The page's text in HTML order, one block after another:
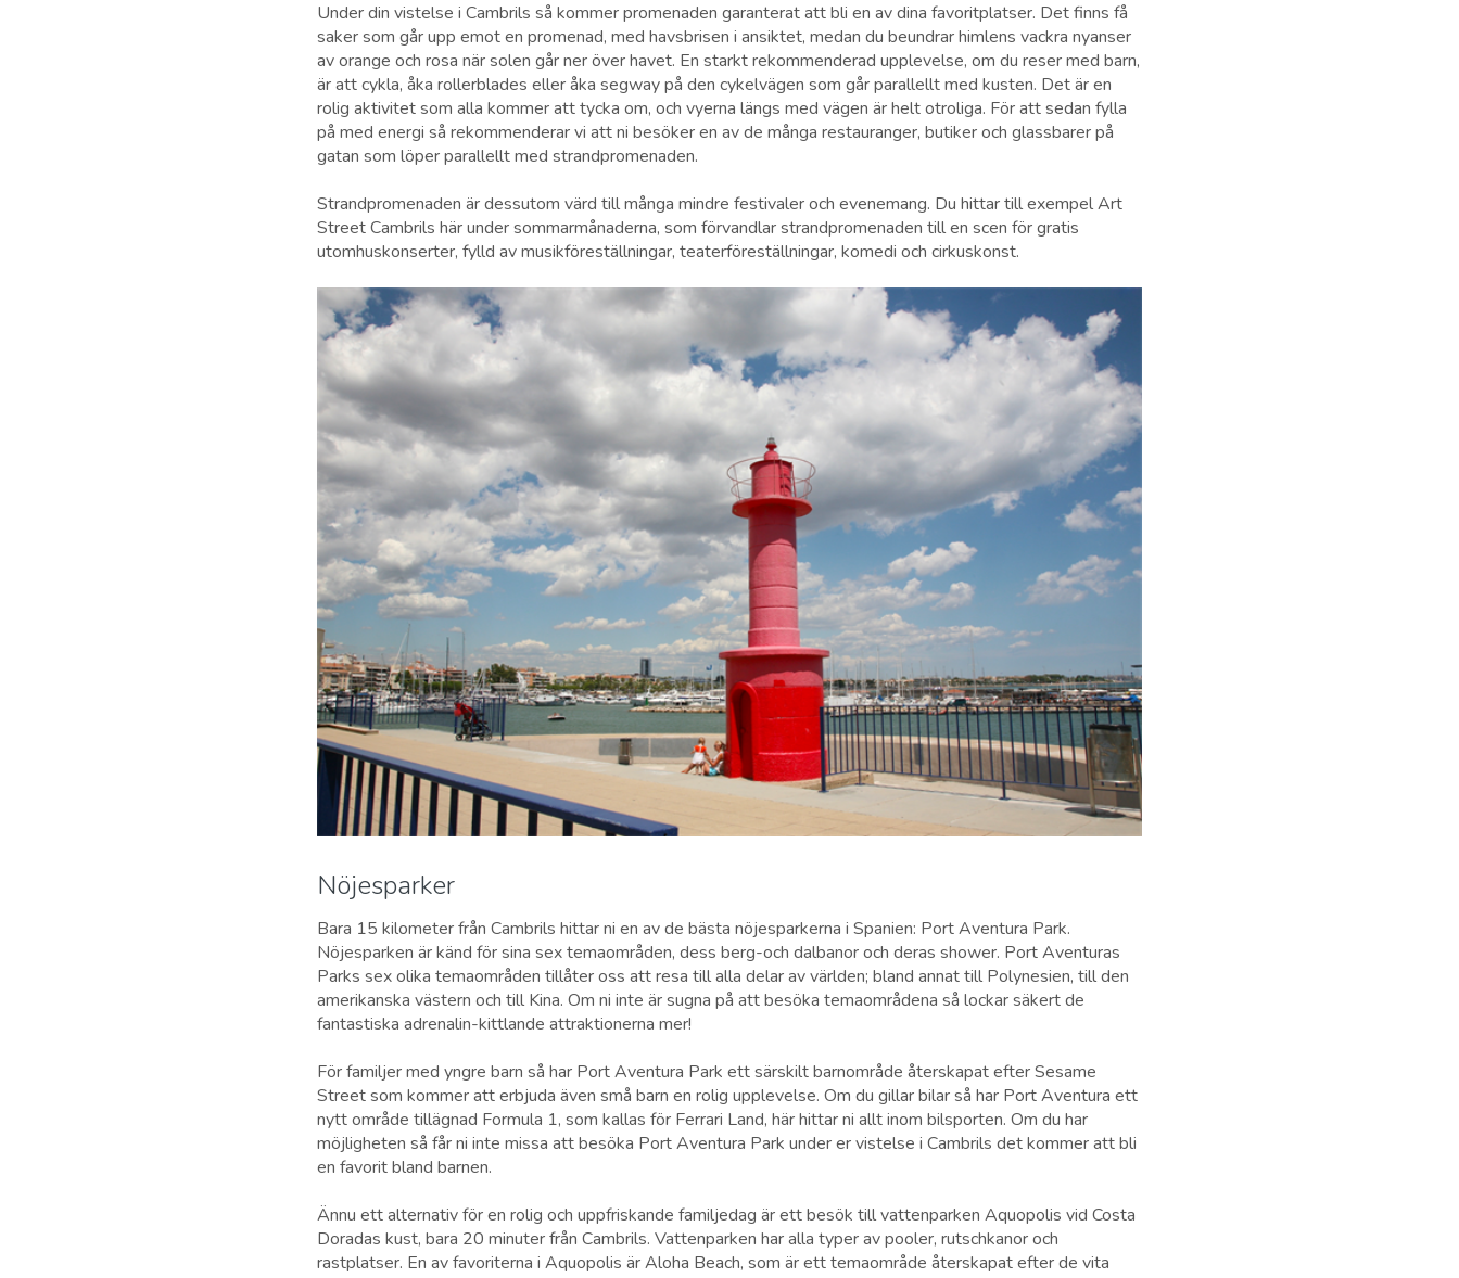
Under din vistelse i Cambrils så kommer promenaden garanterat att bli en av dina favoritplatser. Det finns få
saker som går upp emot en promenad, med havsbrisen i ansiktet, medan du beundrar himlens vackra nyanser
av orange och rosa när solen går ner över havet. En starkt rekommenderad upplevelse, om du reser med barn,
är att cykla, åka rollerblades eller åka segway på den cykelvägen som går parallellt med kusten. Det är en
rolig aktivitet som alla kommer att tycka om, och vyerna längs med vägen är helt otroliga. För att sedan fylla
på med energi så rekommenderar vi att ni besöker en av de många restauranger, butiker och glassbarer på
gatan som löper parallellt med strandpromenaden.
Strandpromenaden är dessutom värd till många mindre festivaler och evenemang. Du hittar till exempel Art
Street Cambrils här under sommarmånaderna, som förvandlar strandpromenaden till en scen för gratis
utomhuskonserter, fylld av musikföreställningar, teaterföreställningar, komedi och cirkuskonst.
Nöjesparker
Bara 15 kilometer från Cambrils hittar ni en av de bästa nöjesparkerna i Spanien: Port Aventura Park.
Nöjesparken är känd för sina sex temaområden, dess berg-och dalbanor och deras shower. Port Aventuras
Parks sex olika temaområden tillåter oss att resa till alla delar av världen; bland annat till Polynesien, till den
amerikanska västern och till Kina. Om ni inte är sugna på att besöka temaområdena så lockar säkert de
fantastiska adrenalin-kittlande attraktionerna mer!
För familjer med yngre barn så har Port Aventura Park ett särskilt barnområde återskapat efter Sesame
Street som kommer att erbjuda även små barn en rolig upplevelse. Om du gillar bilar så har Port Aventura ett
nytt område tillägnad Formula 1, som kallas för Ferrari Land, här hittar ni allt inom bilsporten. Om du har
möjligheten så får ni inte missa att besöka Port Aventura Park under er vistelse i Cambrils det kommer att bli
en favorit bland barnen.
Ännu ett alternativ för en rolig och uppfriskande familjedag är ett besök till vattenparken Aquopolis vid Costa
Doradas kust, bara 20 minuter från Cambrils. Vattenparken har alla typer av pooler, rutschkanor och
rastplatser. En av favoriterna i Aquopolis är Aloha Beach, som är ett temaområde återskapat efter de vita